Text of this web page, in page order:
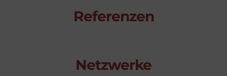
Referenzen
Netzwerke